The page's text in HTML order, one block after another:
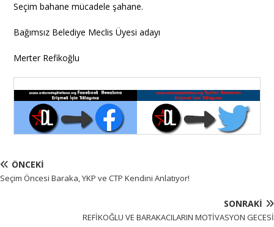
Seçim bahane mücadele şahane.
Bağımsız Belediye Meclis Üyesi adayı
Merter Refikoğlu
ÖNCEKI
Seçim Öncesi Baraka, YKP ve CTP Kendini Anlatıyor!
SONRAKI
REFİKOĞLU VE BARAKACILARIN MOTİVASYON GECESİ